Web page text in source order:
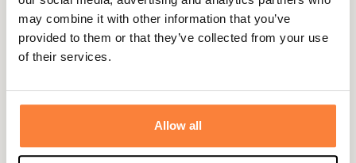
may combine it with other information that you’ve
provided to them or that they’ve collected from your use
of their services.
Allow all
PROMO ! -200,00 €